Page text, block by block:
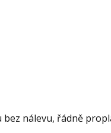
bez nálevu, řádně